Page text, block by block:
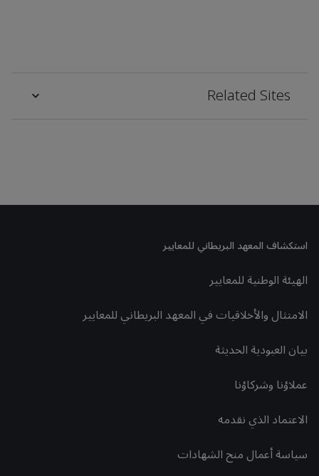
Related Sites
استكشاف المعهد البريطاني للمعايير
الهيئة الوطنية للمعايير
الامتثال والأخلاقيات في المعهد البريطاني للمعايير
بيان العبودية الحديثة
عملاؤنا وشركاؤنا
الاعتماد الذي نقدمه
سياسة أعمال منح الشهادات